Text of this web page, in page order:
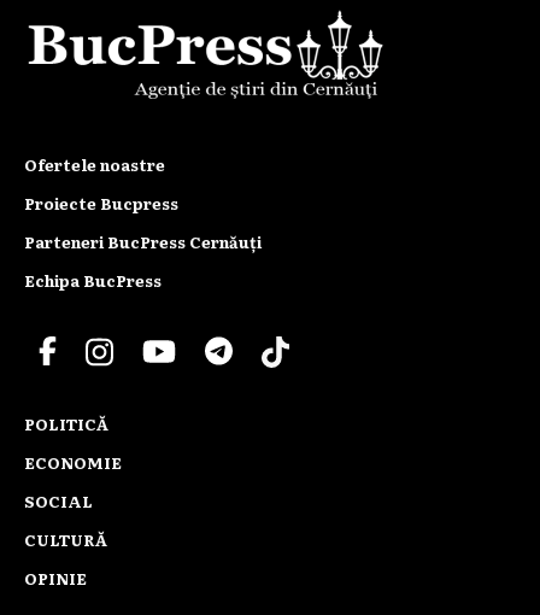
Ofertele noastre
Proiecte Bucpress
Parteneri BucPress Cernăuți
Echipa BucPress
POLITICĂ
ECONOMIE
SOCIAL
CULTURĂ
OPINIE